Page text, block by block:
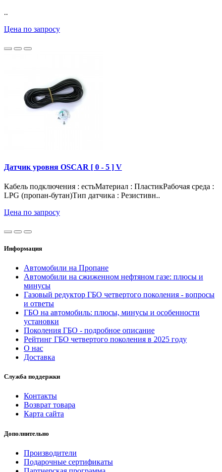
..
Цена по запросу
Датчик уровня OSCAR [ 0 - 5 ] V
Кабель подключения : естьМатериал : ПластикРабочая среда :
LPG (пропан-бутан)Тип датчика : Резистивн..
Цена по запросу
Информация
Автомобили на Пропане
Автомобили на сжиженном нефтяном газе: плюсы и
минусы
Газовый редуктор ГБО четвертого поколения - вопросы
и ответы
ГБО на автомобиль: плюсы, минусы и особенности
установки
Поколения ГБО - подробное описание
Рейтинг ГБО четвертого поколения в 2025 году
О нас
Доставка
Служба поддержки
Контакты
Возврат товара
Карта сайта
Дополнительно
Производители
Подарочные сертификаты